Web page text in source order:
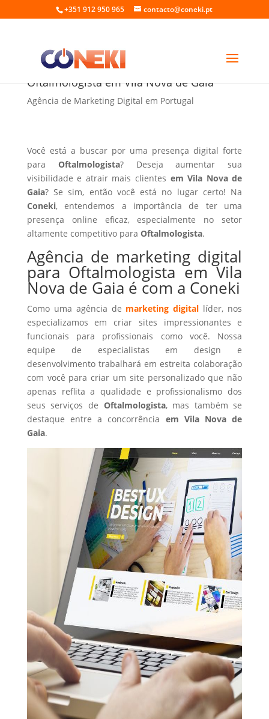
+351 912 950 965 contacto@coneki.pt
Agência de marketing digital para
Oftalmologista em Vila Nova de Gaia
Agência de Marketing Digital em Portugal
Você está a buscar por uma presença digital forte
para Oftalmologista? Deseja aumentar sua
visibilidade e atrair mais clientes em Vila Nova de
Gaia? Se sim, então você está no lugar certo! Na
Coneki, entendemos a importância de ter uma
presença online eficaz, especialmente no setor
altamente competitivo para Oftalmologista.
Agência de marketing digital
para Oftalmologista em Vila
Nova de Gaia é com a Coneki
Como uma agência de marketing digital líder, nos
especializamos em criar sites impressionantes e
funcionais para profissionais como você. Nossa
equipe de especialistas em design e
desenvolvimento trabalhará em estreita colaboração
com você para criar um site personalizado que não
apenas reflita a qualidade e profissionalismo dos
seus serviços de Oftalmologista, mas também se
destaque entre a concorrência em Vila Nova de
Gaia.